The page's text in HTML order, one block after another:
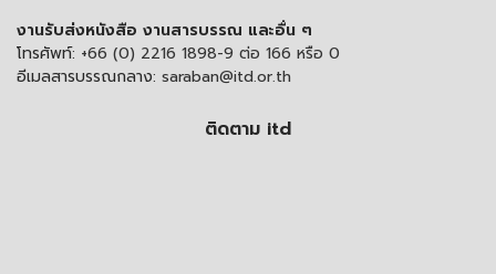
งานรับส่งหนังสือ งานสารบรรณ และอื่น ๆ
โทรศัพท์: +66 (0) 2216 1898-9 ต่อ 166 หรือ 0
อีเมลสารบรรณกลาง: saraban@itd.or.th
ติดตาม itd